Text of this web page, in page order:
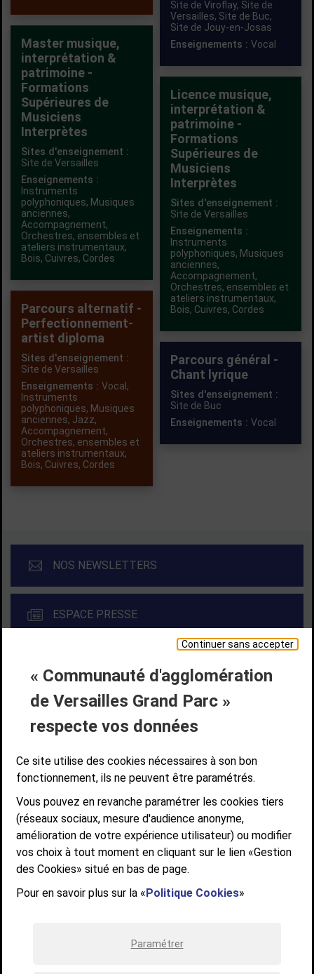
Continuer sans accepter
« Communauté d'agglomération
de Versailles Grand Parc »
respecte vos données
Ce site utilise des cookies nécessaires à son bon
fonctionnement, ils ne peuvent être paramétrés.
Vous pouvez en revanche paramétrer les cookies tiers
(réseaux sociaux, mesure d'audience anonyme,
amélioration de votre expérience utilisateur) ou modifier
vos choix à tout moment en cliquant sur le lien «Gestion
des Cookies» situé en bas de page.
Pour en savoir plus sur la «Politique Cookies»
Paramétrer
Site de Viroflay, Site de
Versailles, Site de Buc,
Site de Jouy-en-Josas
Enseignements : Vocal
Master musique,
interprétation &
patrimoine -
Formations
Supérieures de
Musiciens
Interprètes
Sites d'enseignement :
Site de Versailles
Enseignements :
Instruments
polyphoniques, Musiques
anciennes,
Accompagnement,
Orchestres, ensembles et
ateliers instrumentaux,
Bois, Cuivres, Cordes
Licence musique,
interprétation &
patrimoine -
Formations
Supérieures de
Musiciens
Interprètes
Sites d'enseignement :
Site de Versailles
Enseignements :
Instruments
polyphoniques, Musiques
anciennes,
Accompagnement,
Orchestres, ensembles et
ateliers instrumentaux,
Bois, Cuivres, Cordes
Parcours alternatif -
Perfectionnement-
artist diploma
Sites d'enseignement :
Site de Versailles
Enseignements : Vocal ,
Instruments
polyphoniques, Musiques
anciennes, Jazz,
Accompagnement,
Orchestres, ensembles et
ateliers instrumentaux,
Bois, Cuivres, Cordes
Parcours général -
Chant lyrique
Sites d'enseignement :
Site de Buc
Enseignements : Vocal
NOS NEWSLETTERS
ESPACE PRESSE
Liens bas de page
CONTACT MENTIONS LÉGALES
PLAN DE SITE
ACCESSIBILITÉ NUMÉRIQUE
GESTION DES COOKIES
Suivez-nous
SUIVEZ-NOUS SUR
Communauté d'agglomération de Versailles
Grand Parc
6, AVENUE DE PARIS - CS 10922 - 78009 VERSAILLES CEDEX
STANDARD : 01 39 66 30 00 - OUVERT DU LUNDI AU VENDREDI DE 9H À